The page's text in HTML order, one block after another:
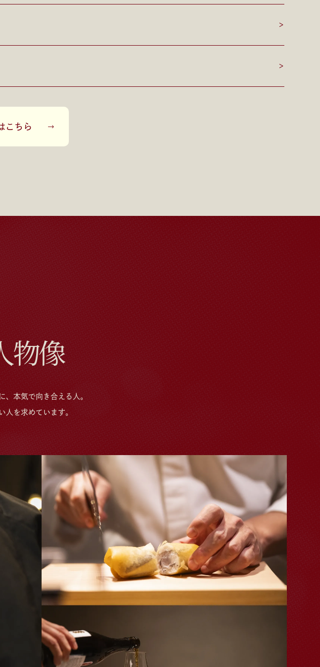
こちら
物像
、本気で向き合える⼈。
⼈を求めています。